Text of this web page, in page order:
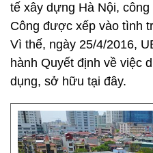
tế xây dựng Hà Nội,
Công được xếp vào tình
Vì thế, ngày 25/4/2016,
hành Quyết định về việc
dụng, sở hữu tại đây.